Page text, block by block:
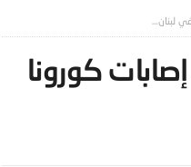
لبنان…
كورونا